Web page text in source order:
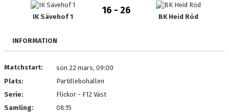
TRUPPEN
BILDGALLERI
KONTAKT
IK Sävehof 1
16 - 26
BK Heid Röd
INFORMATION
Matchstart:
sön 22 mars, 09:00
Plats:
Partillebohallen
Serie:
Flickor - F12 Väst
Samling:
08:15